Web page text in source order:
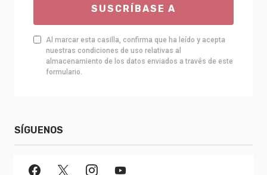
SUSCRÍBASE A
Al marcar esta casilla, confirma que ha leído y acepta
nuestras condiciones de uso relativas al
almacenamiento de los datos enviados a través de este
formulario.
SÍGUENOS